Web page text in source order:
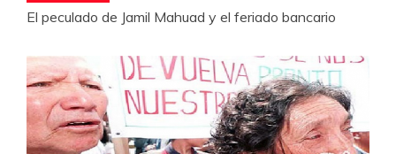
El peculado de Jamil Mahuad y el feriado bancario